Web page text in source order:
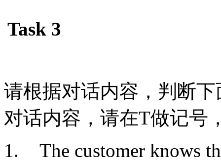
Task 3
请根据对话内容，判断
对话内容，请在T做记号
1.
The customer knows